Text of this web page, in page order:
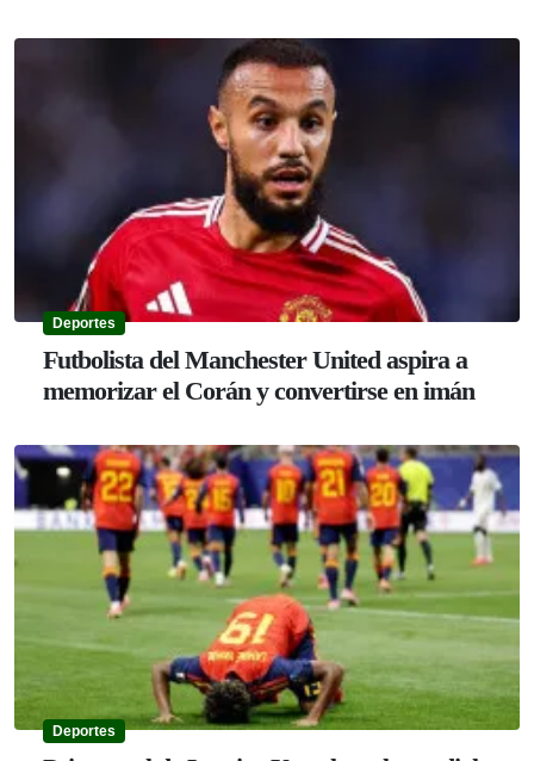
Deportes
Futbolista del Manchester United aspira a
memorizar el Corán y convertirse en imán
Deportes